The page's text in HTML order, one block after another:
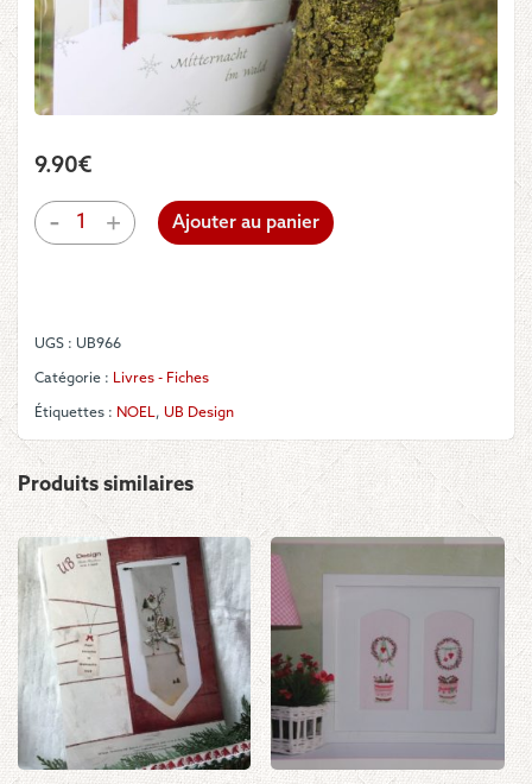
9.90€
-
quantité
de
Mitternacht
im
Wald
+ Ajouter au panier
UGS : UB966
Catégorie : Livres - Fiches
Étiquettes : NOEL, UB Design
Produits similaires